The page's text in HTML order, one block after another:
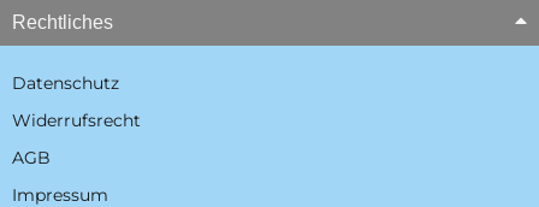
Rechtliches
Datenschutz
Widerrufsrecht
AGB
Impressum